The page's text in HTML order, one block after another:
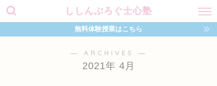
ししんぶろぐ士心塾
無料体験授業はこちら
― ARCHIVES ―
2021年 4月